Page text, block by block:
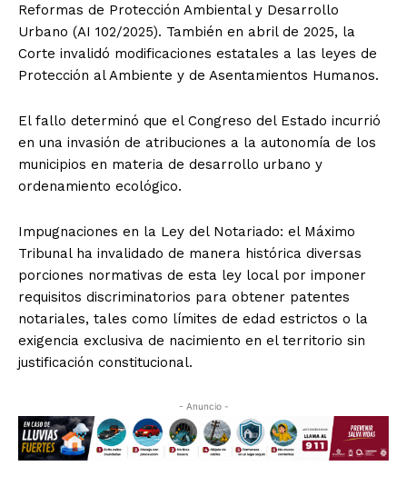
Reformas de Protección Ambiental y Desarrollo
Urbano (AI 102/2025). También en abril de 2025, la
Corte invalidó modificaciones estatales a las leyes de
Protección al Ambiente y de Asentamientos Humanos.
El fallo determinó que el Congreso del Estado incurrió
en una invasión de atribuciones a la autonomía de los
municipios en materia de desarrollo urbano y
ordenamiento ecológico.
Impugnaciones en la Ley del Notariado: el Máximo
Tribunal ha invalidado de manera histórica diversas
porciones normativas de esta ley local por imponer
requisitos discriminatorios para obtener patentes
notariales, tales como límites de edad estrictos o la
exigencia exclusiva de nacimiento en el territorio sin
justificación constitucional.
- Anuncio -